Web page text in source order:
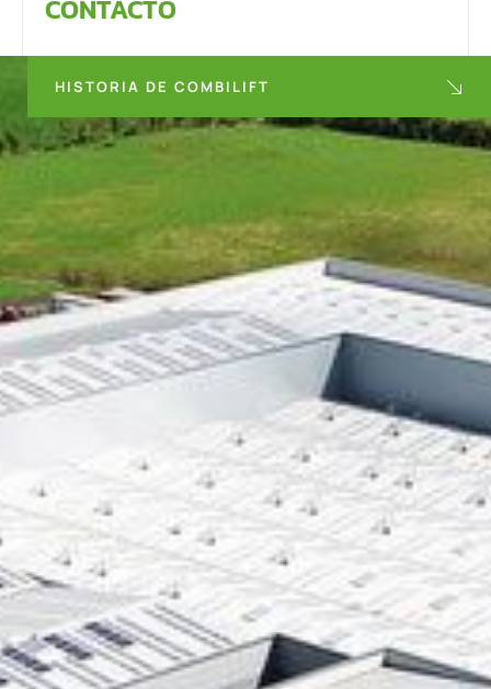
CONTACTO
HISTORIA DE COMBILIFT